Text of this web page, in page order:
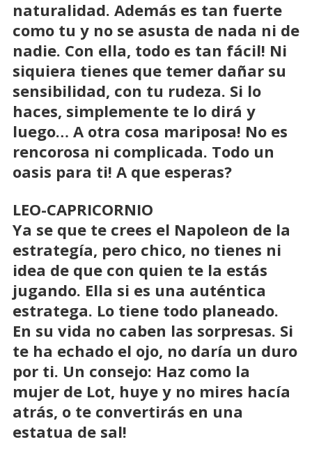
naturalidad. Además es tan fuerte
como tu y no se asusta de nada ni de
nadie. Con ella, todo es tan fácil! Ni
siquiera tienes que temer dañar su
sensibilidad, con tu rudeza. Si lo
haces, simplemente te lo dirá y
luego… A otra cosa mariposa! No es
rencorosa ni complicada. Todo un
oasis para ti! A que esperas?
LEO-CAPRICORNIO
Ya se que te crees el Napoleon de la
estrategía, pero chico, no tienes ni
idea de que con quien te la estás
jugando. Ella si es una auténtica
estratega. Lo tiene todo planeado.
En su vida no caben las sorpresas. Si
te ha echado el ojo, no daría un duro
por ti. Un consejo: Haz como la
mujer de Lot, huye y no mires hacía
atrás, o te convertirás en una
estatua de sal!